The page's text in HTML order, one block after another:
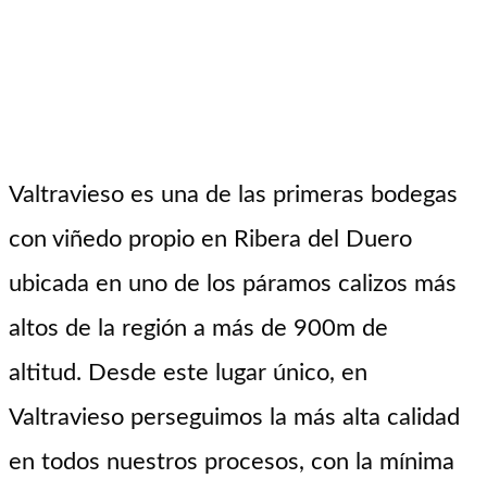
Valtravieso es una de las primeras bodegas
con viñedo propio en Ribera del Duero
ubicada en uno de los páramos calizos más
altos de la región a más de 900m de
altitud. Desde este lugar único, en
Valtravieso perseguimos la más alta calidad
en todos nuestros procesos, con la mínima